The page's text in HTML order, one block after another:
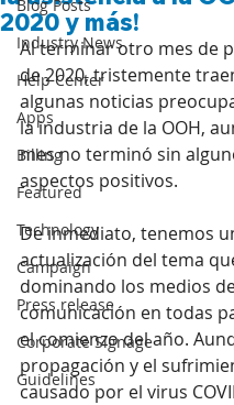
Blog Posts
Industry News
Help Center
Apps
Billing
Featured
Technology
Campaign
Press release
Corporate Signage
Guidelines
2020 y más!
Al terminar otro mes de
de 2020, tristemente
algunas noticias
la industria de la OOH,
mes no terminó sin
aspectos positivos.
De inmediato, tenemos
actualización del tema
dominando los medios
comunicación en todas
el comienzo del año.
propagación y el
causado por el virus